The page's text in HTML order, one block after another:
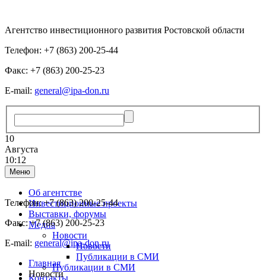
Агентство инвестиционного развития Ростовской области
Телефон: +7 (863) 200-25-44
Факс: +7 (863) 200-25-23
E-mail: general@ipa-don.ru
10
Августа
10:12
Меню
Об агентстве
Инвестиционные проекты
Выставки, форумы
Медиа
Новости
Новости
Публикации в СМИ
Публикации в СМИ
Контакты
Телефон: +7 (863) 200-25-44
Факс: +7 (863) 200-25-23
E-mail: general@ipa-don.ru
Главная
Новости